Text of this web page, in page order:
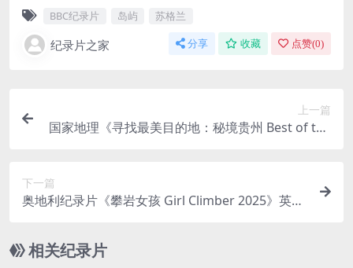
BBC纪录片 岛屿 苏格兰
纪录片之家 分享 收藏 点赞(0)
上一篇
国家地理《寻找最美目的地：秘境贵州 Best of the
下一篇
奥地利纪录片《攀岩女孩 Girl Climber 2025》英语
孩
相关纪录片